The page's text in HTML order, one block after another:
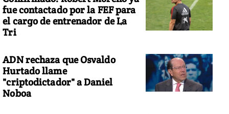
nataliatz bit.ly/1EE3Gza
fue contactado por la FEF para
el cargo de entrenador de La
Tri
ADN rechaza que Osvaldo
Hurtado llame
"criptodictador" a Daniel
Noboa